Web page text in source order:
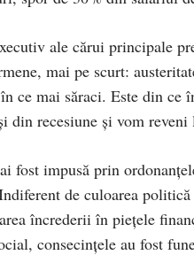
ale cărui principale
mai pe scurt:
ce mai săraci. Este din ce
din recesiune și vom reveni
fost impusă prin
de culoarea
încrederii în piețele
consecințele au fost